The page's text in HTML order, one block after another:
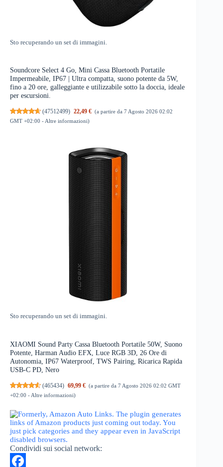
Sto recuperando un set di immagini.
Soundcore Select 4 Go, Mini Cassa Bluetooth Portatile
Impermeabile, IP67 | Ultra compatta, suono potente da 5W,
fino a 20 ore, galleggiante e utilizzabile sotto la doccia, ideale
per escursioni.
(47512499) 22,49 € (a partire da 7 Agosto 2026 02:02
GMT +02:00 - Altre informazioni)
Sto recuperando un set di immagini.
XIAOMI Sound Party Cassa Bluetooth Portatile 50W, Suono
Potente, Harman Audio EFX, Luce RGB 3D, 26 Ore di
Autonomia, IP67 Waterproof, TWS Pairing, Ricarica Rapida
USB-C PD, Nero
(465434) 69,99 € (a partire da 7 Agosto 2026 02:02 GMT
+02:00 - Altre informazioni)
Condividi sui social network: